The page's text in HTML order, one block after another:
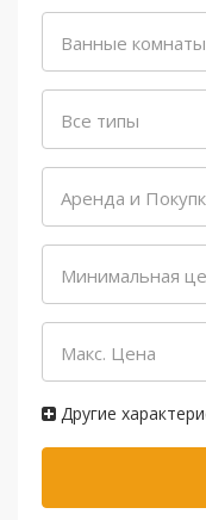
Ванные комнаты
Все типы
Аренда и
Минимальная
Макс. Цена
Другие